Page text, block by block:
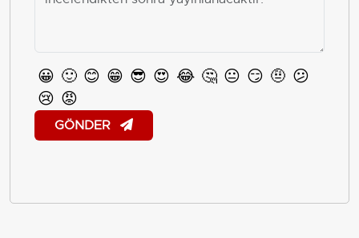
😀 🙂 😊 😁 😎 😍 😂 🤔 😐 😏 🤨 😕
😢 😡
GÖNDER